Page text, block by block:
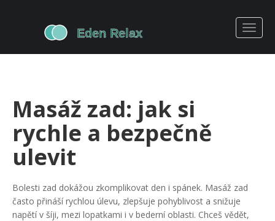
Masáž zad: jak si
rychle a bezpečně
ulevit
Bolesti zad dokážou zkomplikovat den i spánek. Masáž zad
často přináší rychlou úlevu, zlepšuje pohyblivost a snižuje
napětí v šíji, mezi lopatkami i v bederní oblasti. Chceš vědět,